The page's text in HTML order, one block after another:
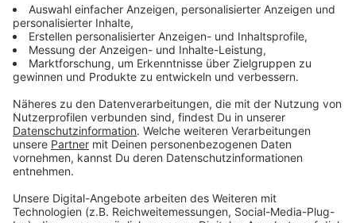
Anzeige
Zustimmung, um den YouTube
Video-Service zu laden!
Wir verwenden einen Service eines
einzubetten. Dieser Service kann
Daten zu Ihren Aktivitäten